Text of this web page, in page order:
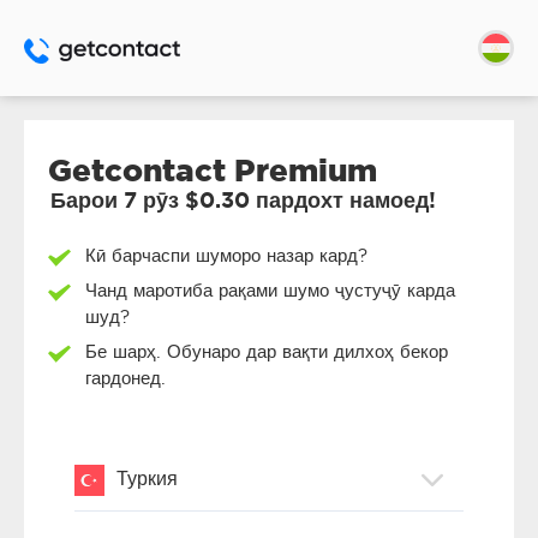
Getcontact Premium
Барои 7 рӯз $0.30 пардохт намоед!
Кӣ барчаспи шуморо назар кард?
Чанд маротиба рақами шумо ҷустуҷӯ карда
шуд?
Бе шарҳ. Обунаро дар вақти дилхоҳ бекор
гардонед.
Туркия